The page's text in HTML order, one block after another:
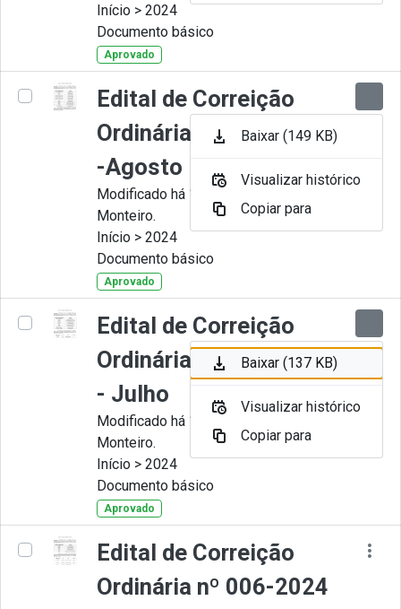
Início > 2024
Documento básico
Aprovado
Edital de Correição
Ordinária nº 008-2024
-Agosto
Modificado há 11 Meses por Juliana
Monteiro.
Início > 2024
Documento básico
Aprovado
Edital de Correição
Ordinária nº 007-2024
- Julho
Modificado há 11 Meses por Juliana
Monteiro.
Início > 2024
Documento básico
Aprovado
Edital de Correição
Ordinária nº 006-2024
Baixar (149 KB)
Visualizar histórico
Copiar para
Baixar (137 KB)
Visualizar histórico
Copiar para